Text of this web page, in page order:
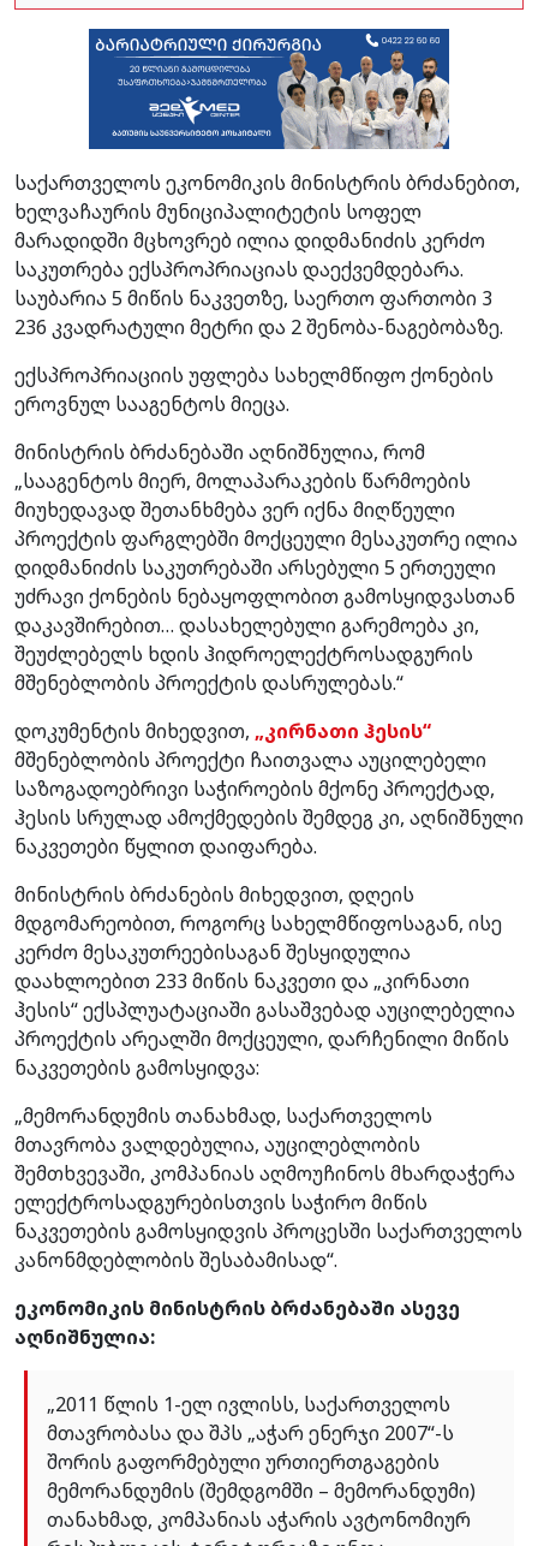
საქართველოს ეკონომიკის მინისტრის ბრძანებით,
ხელვაჩაურის მუნიციპალიტეტის სოფელ
მარადიდში მცხოვრებ ილია დიდმანიძის კერძო
საკუთრება ექსპროპრიაციას დაექვემდებარა.
საუბარია 5 მიწის ნაკვეთზე, საერთო ფართობი 3
236 კვადრატული მეტრი და 2 შენობა-ნაგებობაზე.
ექსპროპრიაციის უფლება სახელმწიფო ქონების
ეროვნულ სააგენტოს მიეცა.
მინისტრის ბრძანებაში აღნიშნულია, რომ
„სააგენტოს მიერ, მოლაპარაკების წარმოების
მიუხედავად შეთანხმება ვერ იქნა მიღწეული
პროექტის ფარგლებში მოქცეული მესაკუთრე ილია
დიდმანიძის საკუთრებაში არსებული 5 ერთეული
უძრავი ქონების ნებაყოფლობით გამოსყიდვასთან
დაკავშირებით… დასახელებული გარემოება კი,
შეუძლებელს ხდის ჰიდროელექტროსადგურის
მშენებლობის პროექტის დასრულებას.“
დოკუმენტის მიხედვით, „კირნათი ჰესის“
მშენებლობის პროექტი ჩაითვალა აუცილებელი
საზოგადოებრივი საჭიროების მქონე პროექტად,
ჰესის სრულად ამოქმედების შემდეგ კი, აღნიშნული
ნაკვეთები წყლით დაიფარება.
მინისტრის ბრძანების მიხედვით, დღეის
მდგომარეობით, როგორც სახელმწიფოსაგან, ისე
კერძო მესაკუთრეებისაგან შესყიდულია
დაახლოებით 233 მიწის ნაკვეთი და „კირნათი
ჰესის“ ექსპლუატაციაში გასაშვებად აუცილებელია
პროექტის არეალში მოქცეული, დარჩენილი მიწის
ნაკვეთების გამოსყიდვა:
„მემორანდუმის თანახმად, საქართველოს
მთავრობა ვალდებულია, აუცილებლობის
შემთხვევაში, კომპანიას აღმოუჩინოს მხარდაჭერა
ელექტროსადგურებისთვის საჭირო მიწის
ნაკვეთების გამოსყიდვის პროცესში საქართველოს
კანონმდებლობის შესაბამისად“.
ეკონომიკის მინისტრის ბრძანებაში ასევე
აღნიშნულია:
„2011 წლის 1-ელ ივლისს, საქართველოს
მთავრობასა და შპს „აჭარ ენერჯი 2007“-ს
შორის გაფორმებული ურთიერთგაგების
მემორანდუმის (შემდგომში – მემორანდუმი)
თანახმად, კომპანიას აჭარის ავტონომიურ